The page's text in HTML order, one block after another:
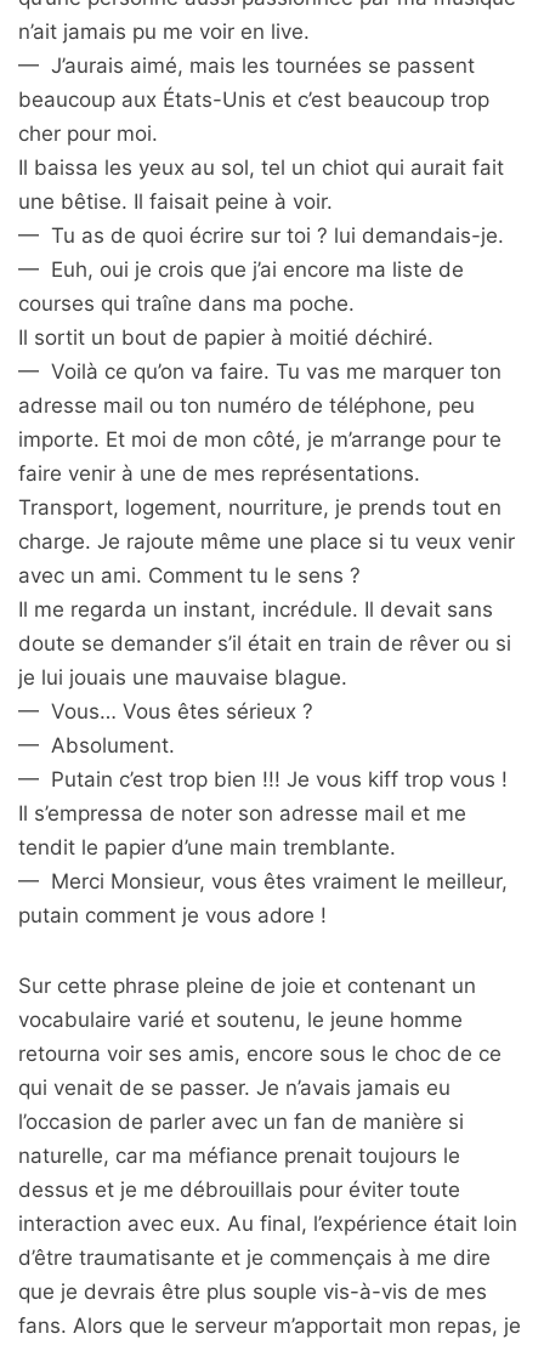
n’ait jamais pu me voir en live.
— J’aurais aimé, mais les tournées se passent
beaucoup aux États-Unis et c’est beaucoup trop
cher pour moi.
Il baissa les yeux au sol, tel un chiot qui aurait fait
une bêtise. Il faisait peine à voir.
— Tu as de quoi écrire sur toi ? lui demandais-je.
— Euh, oui je crois que j’ai encore ma liste de
courses qui traîne dans ma poche.
Il sortit un bout de papier à moitié déchiré.
— Voilà ce qu’on va faire. Tu vas me marquer ton
adresse mail ou ton numéro de téléphone, peu
importe. Et moi de mon côté, je m’arrange pour te
faire venir à une de mes représentations.
Transport, logement, nourriture, je prends tout en
charge. Je rajoute même une place si tu veux venir
avec un ami. Comment tu le sens ?
Il me regarda un instant, incrédule. Il devait sans
doute se demander s’il était en train de rêver ou si
je lui jouais une mauvaise blague.
— Vous… Vous êtes sérieux ?
— Absolument.
— Putain c’est trop bien !!! Je vous kiff trop vous !
Il s’empressa de noter son adresse mail et me
tendit le papier d’une main tremblante.
— Merci Monsieur, vous êtes vraiment le meilleur,
putain comment je vous adore !
Sur cette phrase pleine de joie et contenant un
vocabulaire varié et soutenu, le jeune homme
retourna voir ses amis, encore sous le choc de ce
qui venait de se passer. Je n’avais jamais eu
l’occasion de parler avec un fan de manière si
naturelle, car ma méfiance prenait toujours le
dessus et je me débrouillais pour éviter toute
interaction avec eux. Au final, l’expérience était loin
d’être traumatisante et je commençais à me dire
que je devrais être plus souple vis-à-vis de mes
fans. Alors que le serveur m’apportait mon repas, je